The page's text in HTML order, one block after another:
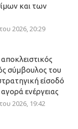
και των
2026, 20:29
σύμβουλος του
είσοδό
ενέργειας
2026, 19:42